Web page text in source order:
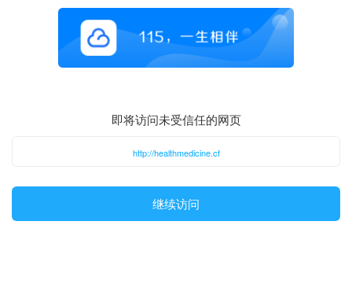
即将访问未受信任的网页
http://healthmedicine.cf
继续访问